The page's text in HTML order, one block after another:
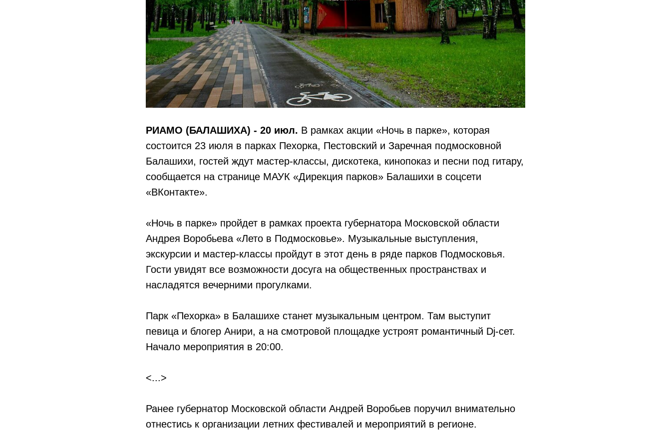
РИАМО (БАЛАШИХА) - 20 июл. В рамках акции «Ночь в парке», которая
состоится 23 июля в парках Пехорка, Пестовский и Заречная подмосковной
Балашихи, гостей ждут мастер-классы, дискотека, кинопоказ и песни под гитару,
сообщается на странице МАУК «Дирекция парков» Балашихи в соцсети
«ВКонтакте».
«Ночь в парке» пройдет в рамках проекта губернатора Московской области
Андрея Воробьева «Лето в Подмосковье». Музыкальные выступления,
экскурсии и мастер-классы пройдут в этот день в ряде парков Подмосковья.
Гости увидят все возможности досуга на общественных пространствах и
насладятся вечерними прогулками.
Парк «Пехорка» в Балашихе станет музыкальным центром. Там выступит
певица и блогер Анири, а на смотровой площадке устроят романтичный Dj-сет.
Начало мероприятия в 20:00.
<...>
Ранее губернатор Московской области Андрей Воробьев поручил внимательно
отнестись к организации летних фестивалей и мероприятий в регионе.